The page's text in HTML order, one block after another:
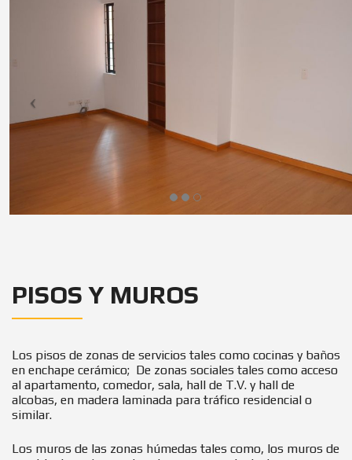
PISOS Y MUROS
Los pisos de zonas de servicios tales como cocinas y baños
en enchape cerámico; De zonas sociales tales como acceso
al apartamento, comedor, sala, hall de T.V. y hall de
alcobas, en madera laminada para tráfico residencial o
similar.
Los muros de las zonas húmedas tales como, los muros de